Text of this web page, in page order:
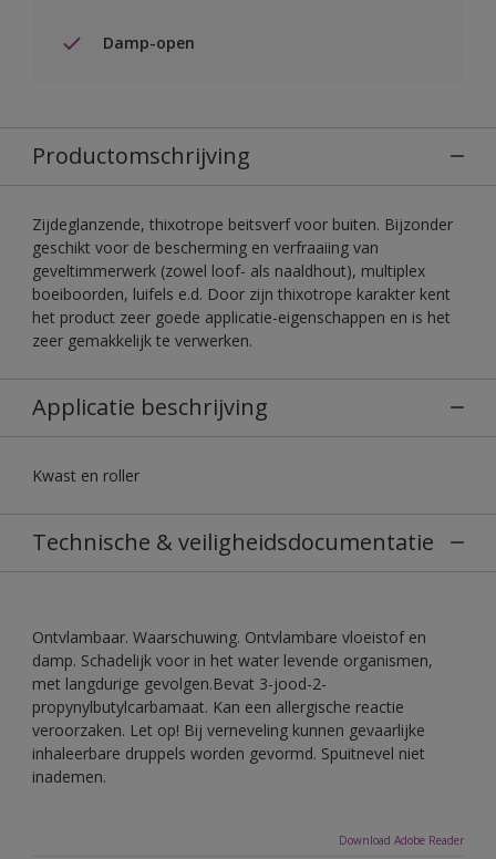
Damp-open
Productomschrijving
Zijdeglanzende, thixotrope beitsverf voor buiten. Bijzonder
geschikt voor de bescherming en verfraaiing van
geveltimmerwerk (zowel loof- als naaldhout), multiplex
boeiboorden, luifels e.d. Door zijn thixotrope karakter kent
het product zeer goede applicatie-eigenschappen en is het
zeer gemakkelijk te verwerken.
Applicatie beschrijving
Kwast en roller
Technische & veiligheidsdocumentatie
Ontvlambaar. Waarschuwing. Ontvlambare vloeistof en
damp. Schadelijk voor in het water levende organismen,
met langdurige gevolgen.Bevat 3-jood-2-
propynylbutylcarbamaat. Kan een allergische reactie
veroorzaken. Let op! Bij verneveling kunnen gevaarlijke
inhaleerbare druppels worden gevormd. Spuitnevel niet
inademen.
Download Adobe Reader